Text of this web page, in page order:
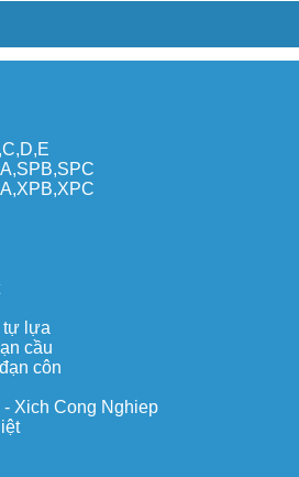
tự lựa
cầu
côn
Xich Cong Nghiep